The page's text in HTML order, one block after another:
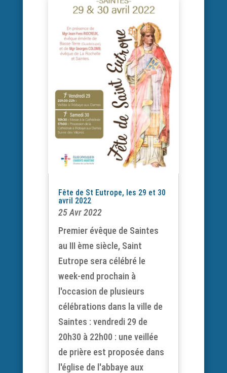
Fête de St Eutrope, les 29 et 30
avril 2022
25 Avr 2022
Premier évêque de Saintes
au III ème siècle, Saint
Eutrope sera célébré le
week-end prochain à
l'occasion de plusieurs
célébrations dans la ville de
Saintes : vendredi 29 de
20h30 à 22h00 : une veillée
de prière est proposée dans
l'église de l'abbaye aux